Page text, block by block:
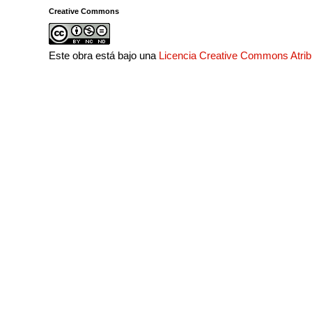
Creative Commons
Este obra está bajo una Licencia Creative Commons